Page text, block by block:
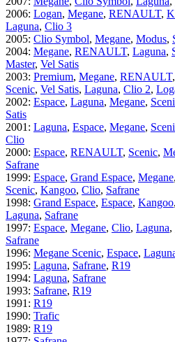
2006: Logan, Megane, RENAULT,
Laguna, Clio 3
2005: Clio Symbol, Megane, Modus,
2004: Megane, RENAULT, Laguna,
Master, Vel Satis
2003: Premium, Megane, RENAULT,
Scenic, Vel Satis, Laguna, Clio 2,
2002: Espace, Laguna, Megane,
Satis
2001 : Laguna, Espace, Megane,
Clio
2000: Espace, RENAULT, Scenic,
Safrane
1999: Espace, Grand Espace, Megane,
Scenic, Kangoo, Clio, Safrane
1998: Grand Espace, Espace, Kangoo,
Laguna, Safrane
1997: Espace, Megane, Clio, Laguna,
Safrane
1996: Megane Scenic, Espace,
1995: Laguna, Safrane, R19
1994: Laguna, Safrane
1993: Safrane, R19
1991 : R19
1990: Trafic
1989: R19